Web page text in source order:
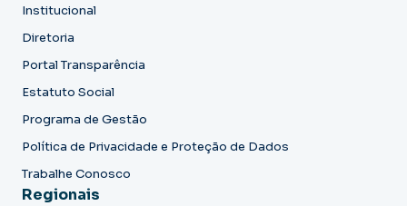
Institucional
Diretoria
Portal Transparência
Estatuto Social
Programa de Gestão
Política de Privacidade e Proteção de Dados
Trabalhe Conosco
Regionais